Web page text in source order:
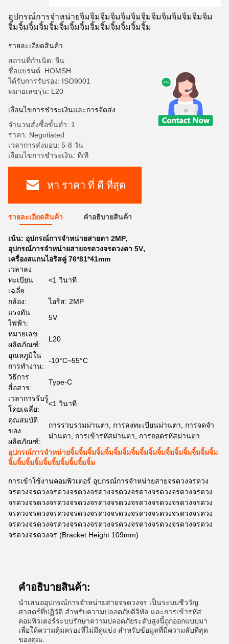
อุปกรณ์การจําหน่ายจิ้มจิ้มจิ้มจิ้มจิ้มจิ้มจิ้มจิ้มจิ้มจิ้มจิ้มจิ้มจิ้ม
จิ้มจิ้มจิ้มจิ้มจิ้มจิ้มจิ้มจิ้มจิ้มจิ้มจิ้มจิ้มจิ้มจิ้ม
รายละเอียดสินค้า
สถานที่กำเนิด: จีน
ชื่อแบรนด์: HOMSH
ได้รับการรับรอง: ISO9001
หมายเลขรุ่น: L20
เงื่อนไขการชําระเงินและการจัดส่ง
จำนวนสั่งซื้อขั้นต่ำ: 1
ราคา: Negotiated
เวลาการส่งมอบ: 5-8 วัน
เงื่อนไขการชำระเงิน: ที/ที
หา ราคา ที่ ดี ที่สุด
รายละเอียดสินค้า คําอธิบายสินค้า
เน้น: อุปกรณ์การจําหน่ายสายตา 2MP,
อุปกรณ์การจําหน่ายสายจรดวงจรดวงตา 5V,
เครื่องสแกนไอริสคู่ 76*81*41mm
เวลาลง
ทะเบียน
เฉลี่ย:
<1 วินาที
กล้อง:
ไอริส: 2MP
แรงดัน
ไฟฟ้า:
5V
หมายเลข
ผลิตภัณฑ์:
L20
อุณหภูมิใน
การทำงาน:
-10°C~55°C
วิธีการ
สื่อสาร:
Type-C
เวลาการรับรู้
โดยเฉลี่ย:
<1 วินาที
คุณสมบัติ
ของ
ผลิตภัณฑ์:
การรวบรวมม่านตา, การลงทะเบียนม่านตา, การจดจำ
ม่านตา, การเข้ารหัสม่านตา, การถอดรหัสม่านตา
อุปกรณ์การจําหน่ายจิ้มจิ้มจิ้มจิ้มจิ้มจิ้มจิ้มจิ้มจิ้มจิ้มจิ้มจิ้มจิ้มจิ้มจิ้มจิ้มจิ้ม
จิ้มจิ้มจิ้มจิ้มจิ้มจิ้มจิ้มจิ้มจิ้มจิ้ม
การเข้าใช้งานคอมพิวเตอร์ อุปกรณ์การจําหน่ายสายจรดวงจรดวง
จรดวงจรดวงจรดวงจรดวงจรดวงจรดวงจรดวงจรดวงจรดวงจรดวง
จรดวงจรดวงจรดวงจรดวงจรดวงจรดวงจรดวงจรดวงจรดวงจรดวง
จรดวงจรดวงจรดวงจรดวงจรดวงจรดวงจรดวงจรดวงจรดวงจรดวง
จรดวงจรดวงจรดวงจรดวงจรดวงจรดวงจรดวงจรดวงจรดวงจรดวง
จรดวงจรดวงจร (Bracket Height 109mm)
คําอธิบายสินค้า:
นําเสนออุปกรณ์การจําหน่ายสายจรดวงจร เป็นระบบชีววัญ
ศาสตร์ที่ปฏิวัติ สําหรับความปลอดภัยดิจิทัล และการเข้ารหัส
คอมพิวเตอร์ระบบรักษาความปลอดภัยระดับสูงนี้ถูกออกแบบมา
เพื่อให้ความคุ้มครองที่ไม่มีคู่แข่ง สําหรับข้อมูลที่มีความลับที่สุด
ของคุณ.